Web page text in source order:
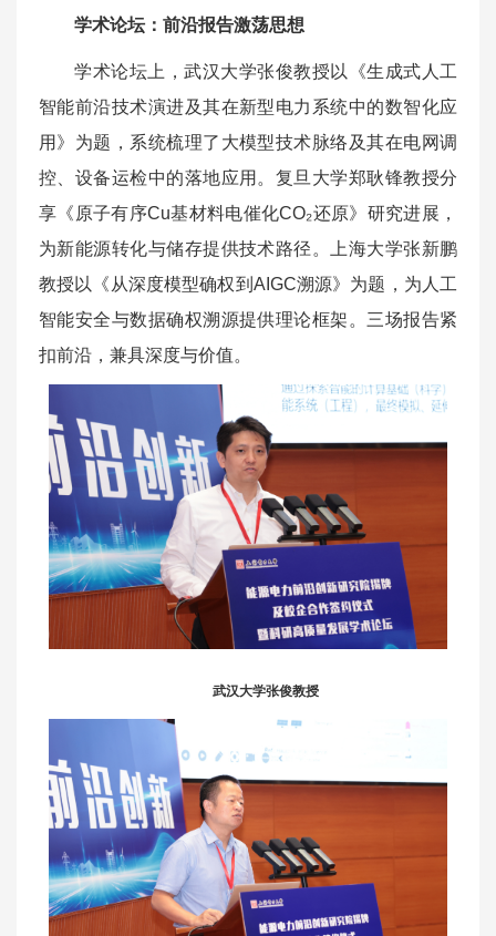
学术论坛：前沿报告激荡思想
学术论坛上，武汉大学张俊教授以《生成式人工
智能前沿技术演进及其在新型电力系统中的数智化应
用》为题，系统梳理了大模型技术脉络及其在电网调
控、设备运检中的落地应用。复旦大学郑耿锋教授分
享《原子有序Cu基材料电催化CO₂还原》研究进展，
为新能源转化与储存提供技术路径。上海大学张新鹏
教授以《从深度模型确权到AIGC溯源》为题，为人工
智能安全与数据确权溯源提供理论框架。三场报告紧
扣前沿，兼具深度与价值。
武汉大学张俊教授